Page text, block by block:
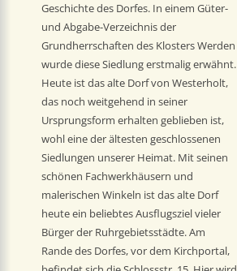
Geschichte des Dorfes. In einem Güter-
und Abgabe-Verzeichnis der
Grundherrschaften des Klosters Werden
wurde diese Siedlung erstmalig erwähnt.
Heute ist das alte Dorf von Westerholt,
das noch weitgehend in seiner
Ursprungsform erhalten geblieben ist,
wohl eine der ältesten geschlossenen
Siedlungen unserer Heimat. Mit seinen
schönen Fachwerkhäusern und
malerischen Winkeln ist das alte Dorf
heute ein beliebtes Ausflugsziel vieler
Bürger der Ruhrgebietsstädte. Am
Rande des Dorfes, vor dem Kirchportal,